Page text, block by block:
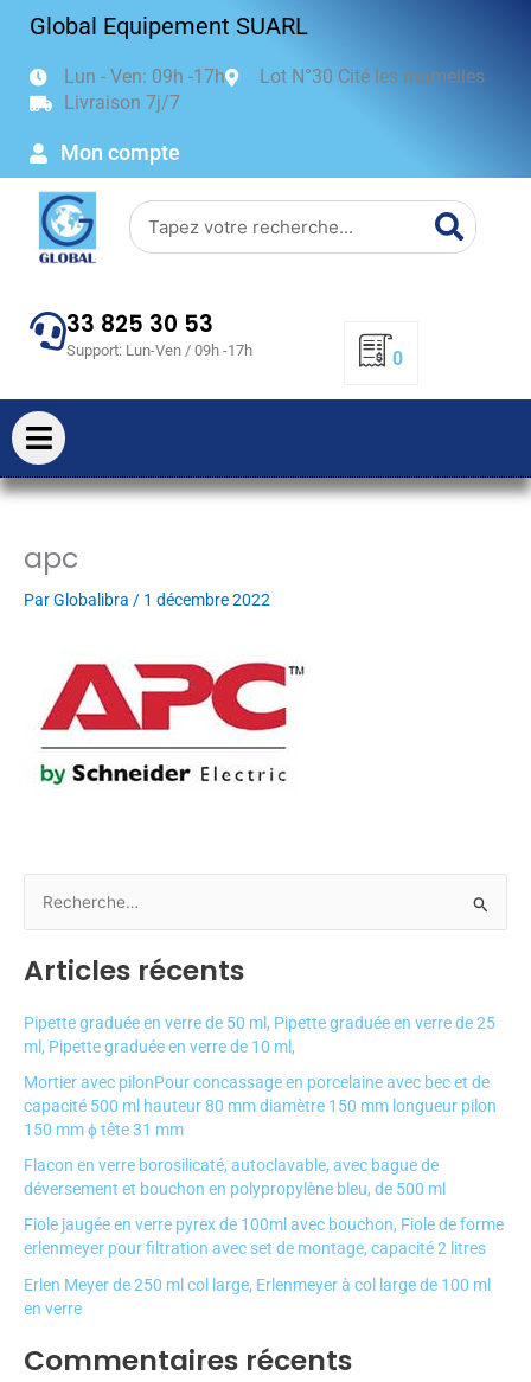
Global Equipement SUARL
Lun - Ven: 09h -17h
Lot N°30 Cité les mamelles
Livraison 7j/7
Mon compte
Search
33 825 30 53
Support: Lun-Ven / 09h -17h 0
apc
ParGlobalibra / 1 décembre 2022
c
e
c
h
e
r
:
Articles récents
Pipette graduée en verre de 50 ml, Pipette graduée en verre de 25
ml, Pipette graduée en verre de 10 ml,
Mortier avec pilonPour concassage en porcelaine avec bec et de
capacité 500 ml hauteur 80 mm diamètre 150 mm longueur pilon
150 mm ɸ tête 31 mm
Flacon en verre borosilicaté, autoclavable, avec bague de
déversement et bouchon en polypropylène bleu, de 500 ml
Fiole jaugée en verre pyrex de 100ml avec bouchon, Fiole de forme
erlenmeyer pour filtration avec set de montage, capacité 2 litres
Erlen Meyer de 250 ml col large, Erlenmeyer à col large de 100 ml
en verre
Commentaires récents